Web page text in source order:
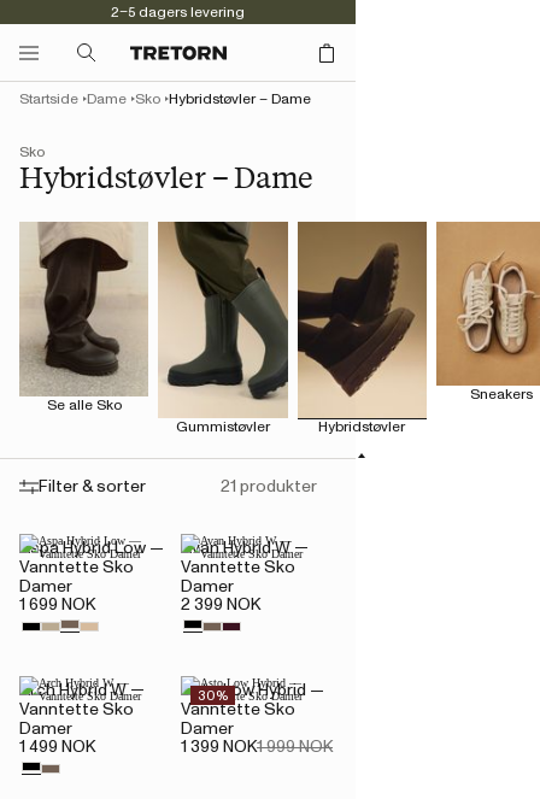
2–5 dagers levering
Sko
Hybridstøvler – Dame
Startside Dame Sko Hybridstøvler – Dame
Se alle Sko
Gummistøvler
Hybridstøvler
Sneakers
Filter & sorter 21 produkter
Aspa Hybrid Low —
Vanntette Sko
Damer
1 699 NOK
Avan Hybrid W —
Vanntette Sko
Damer
2 399 NOK
Arch Hybrid W —
Vanntette Sko
Damer
1 499 NOK
30%
Asto Low Hybrid —
Vanntette Sko
Damer
1 399 NOK1 999 NOK